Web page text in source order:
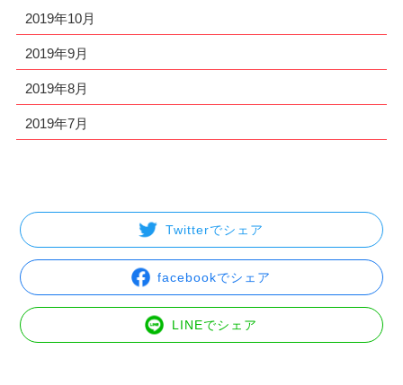
2019年10月
2019年9月
2019年8月
2019年7月
Twitterでシェア
facebookでシェア
LINEでシェア